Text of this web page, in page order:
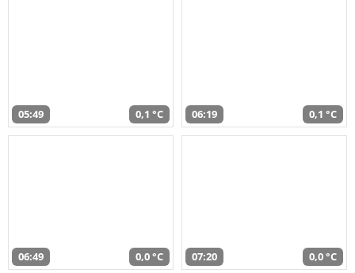
05:49 0,1 °C 06:19 0,1 °C
06:49 0,0 °C 07:20 0,0 °C